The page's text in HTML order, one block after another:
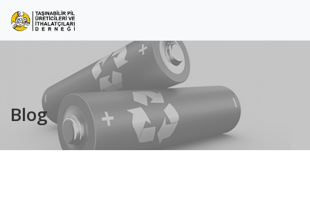
Blog